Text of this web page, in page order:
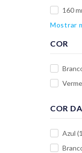
160
Mostrar
COR
COR
Azul